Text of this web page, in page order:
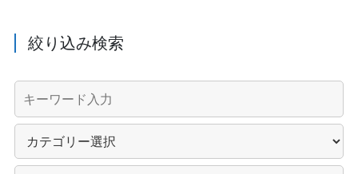
絞り込み検索